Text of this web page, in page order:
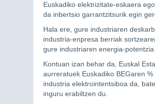
Euskadiko elektrizitate-eskaera
da inbertsio garrantzitsurik egin
Hala ere, gure industriaren
industria-enpresa berriak
gure industriaren energia-
Kontuan izan behar da, Euskal
aurreratuek Euskadiko BEGaren
industria elektrointentsiboa da,
inguru erabiltzen du.